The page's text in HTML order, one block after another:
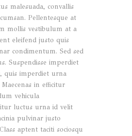
malesuada, convallis
Pellentesque at
mollis vestibulum at a
eleifend justo quis
condimentum. Sed sed
Suspendisse imperdiet
quis imperdiet urna
in efficitur
vehicula
luctus urna id velit
pulvinar justo
aptent taciti sociosqu